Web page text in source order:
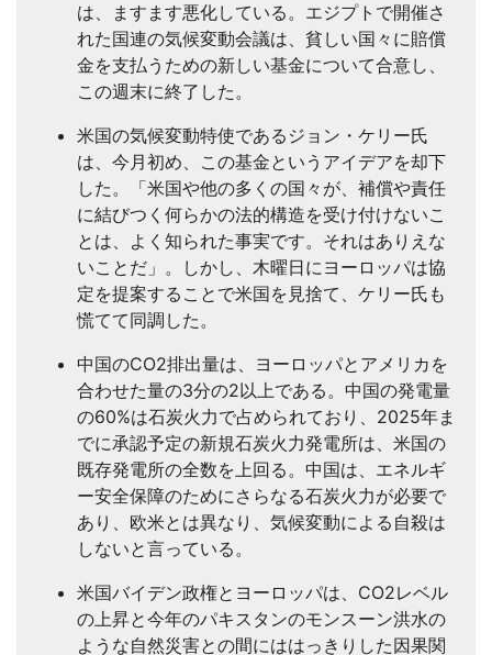
は、ますます悪化している。エジプトで開催さ
れた国連の気候変動会議は、貧しい国々に賠償
金を支払うための新しい基金について合意し、
この週末に終了した。
米国の気候変動特使であるジョン・ケリー氏
は、今月初め、この基金というアイデアを却下
した。「米国や他の多くの国々が、補償や責任
に結びつく何らかの法的構造を受け付けないこ
とは、よく知られた事実です。それはありえな
いことだ」。しかし、木曜日にヨーロッパは協
定を提案することで米国を見捨て、ケリー氏も
慌てて同調した。
中国のCO2排出量は、ヨーロッパとアメリカを
合わせた量の3分の2以上である。中国の発電量
の60%は石炭火力で占められており、 2025年ま
でに承認予定の新規石炭火力発電所は、米国の
既存発電所の全数を上回る。中国は、エネルギ
ー安全保障のためにさらなる石炭火力が必要で
あり、欧米とは異なり、気候変動による自殺は
しないと言っている。
米国バイデン政権とヨーロッパは、 CO2レベル
の上昇と今年のパキスタンのモンスーン洪水の
ような自然災害との間にははっきりした因果関